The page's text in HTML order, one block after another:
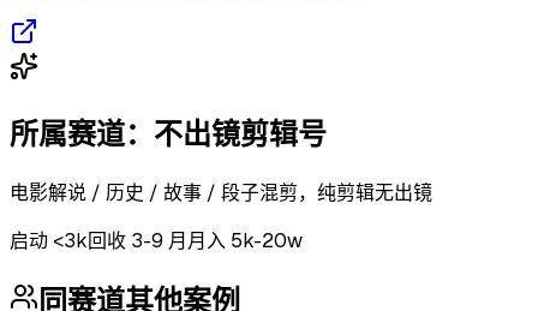
所属赛道： 不出镜剪辑号
电影解说 / 历史 / 故事 / 段子混剪，纯剪辑无出镜
启动 <3k回收 3-9 月 月入 5k-20w
同赛道其他案例